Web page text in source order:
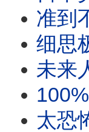
准到不行！日本神
细思极恐！2026
未来人留下的最后
100%全中？
太恐怖了！普莱最